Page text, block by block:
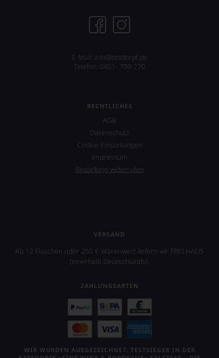
E-Mail: info@tesdorpf.de
Telefon: 0451- 799 270
RECHTLICHES
AGB
Datenschutz
Cookie-Einstellungen
Impressum
Bestellung widerrufen
VERSAND
Ab 12 Flaschen oder 250 € Warenwert liefern wir FREI HAUS
(innerhalb Deutschlands).
ZAHLUNGSARTEN
WIR WURDEN AUSGEZEICHNET: TESTSIEGER IN DER